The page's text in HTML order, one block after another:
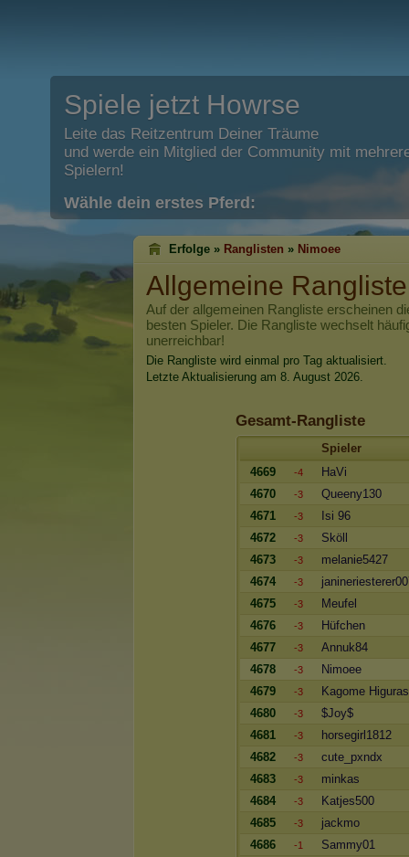
Spiele jetzt Howrse
Leite das Reitzentrum Deiner Träume
und werde ein Mitglied der Community mit
Spielern!
Wähle dein erstes Pferd:
Erfolge » Ranglisten » Nimoee
Allgemeine
Auf der allgemeinen Rangliste erscheinen
besten Spieler. Die Rangliste wechselt
unerreichbar!
Die Rangliste wird einmal pro Tag aktualisiert.
Letzte Aktualisierung am 8. August 2026.
Gesamt-Rangliste
Spieler
4669
-4
HaVi
4670
-3
Queeny130
4671
-3
Isi 96
4672
-3
Sköll
4673
-3
melanie5427
4674
-3
4675
-3
Meufel
4676
-3
Hüfchen
4677
-3
Annuk84
4678
-3
Nimoee
4679
-3
Kagome
4680
-3
$Joy$
4681
-3
horsegirl1812
4682
-3
cute_pxndx
4683
-3
minkas
4684
-3
Katjes500
4685
-3
jackmo
4686
-1
Sammy01